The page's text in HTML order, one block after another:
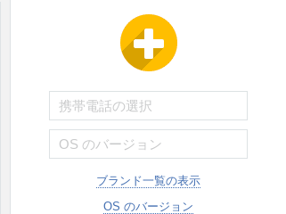
ブランド一覧の表示
OS のバージョン